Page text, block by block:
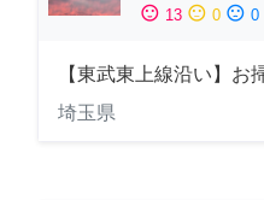
sentiment_satisfied 13 sentiment_neutral 0 sentiment_dissatisfied 0
【東武東上線沿い】
埼玉県